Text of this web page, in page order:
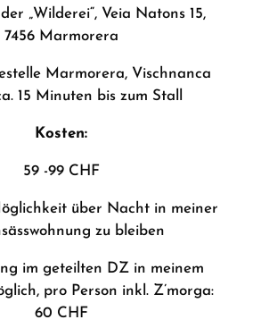
„Wilderei“, Veia Natons 15,
7456 Marmorera
Marmorera, Vischnanca
15 Minuten bis zum Stall
Kosten:
59 -99 CHF
über Nacht in meiner
zu bleiben
im geteilten DZ in meinem
pro Person inkl. Z’morga:
60 CHF